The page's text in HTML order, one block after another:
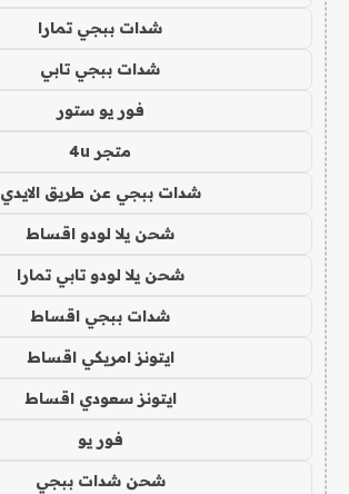
شدات ببجي تمارا
شدات ببجي تابي
فور يو ستور
متجر 4u
شدات ببجي عن طريق الايدي
شحن يلا لودو اقساط
شحن يلا لودو تابي تمارا
شدات ببجي اقساط
ايتونز امريكي اقساط
ايتونز سعودي اقساط
فور يو
شحن شدات ببجي